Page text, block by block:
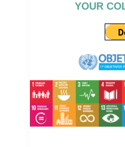
YOUR